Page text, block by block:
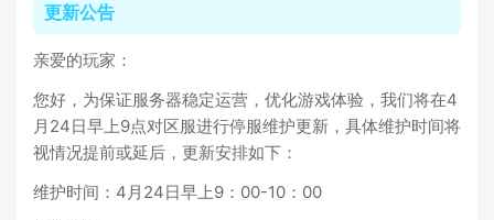
更新公告
亲爱的玩家：
您好，为保证服务器稳定运营，优化游戏体验，我们将在4
月24日早上9点对区服进行停服维护更新，具体维护时间将
视情况提前或延后，更新安排如下：
维护时间：4月24日早上9：00-10：00